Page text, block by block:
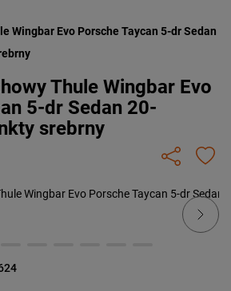
Wingbar Evo Porsche Taycan 5-dr Sedan
Thule Wingbar Evo
5-dr Sedan 20-
srebrny
Next